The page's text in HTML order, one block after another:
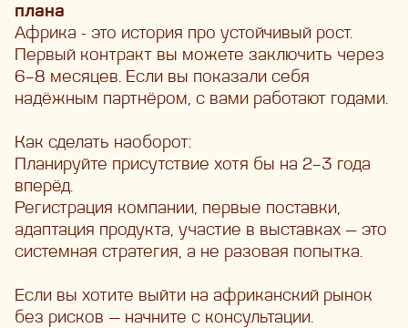
плана
Африка - это история про устойчивый рост.
Первый контракт вы можете заключить через
6–8 месяцев. Если вы показали себя
надёжным партнёром, с вами работают годами.
Как сделать наоборот:
Планируйте присутствие хотя бы на 2–3 года
вперёд.
Регистрация компании, первые поставки,
адаптация продукта, участие в выставках — это
системная стратегия, а не разовая попытка.
Если вы хотите выйти на африканский рынок
без рисков — начните с консультации.